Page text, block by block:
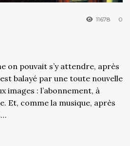
11678 0
on pouvait s’y attendre, après
balayé par une toute nouvelle
images : l’abonnement, à
Et, comme la musique, après